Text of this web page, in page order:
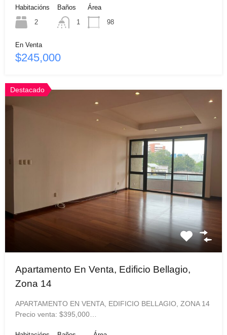
Habitacións
2
Baños
1
Área
98
En Venta
$245,000
Destacado
Apartamento En Venta, Edificio Bellagio,
Zona 14
APARTAMENTO EN VENTA, EDIFICIO BELLAGIO, ZONA 14
Precio venta: $395,000…